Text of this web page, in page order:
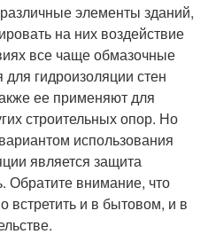
элементы зданий,
на них воздействие
все чаще обмазочные
гидроизоляции стен
ее применяют для
строительных опор. Но
использования
является защита
Обратите внимание, что
и в бытовом, и в